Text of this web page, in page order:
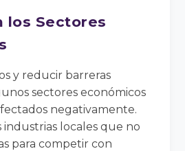
los Sectores
y reducir barreras
sectores económicos
negativamente.
industrias locales que no
para competir con